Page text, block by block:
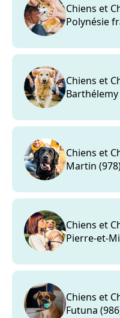
Chiens et
Polynésie
Chiens et
Barthélemy
Chiens et
Martin
Chiens et
Pierre-et-
Chiens et
Futuna